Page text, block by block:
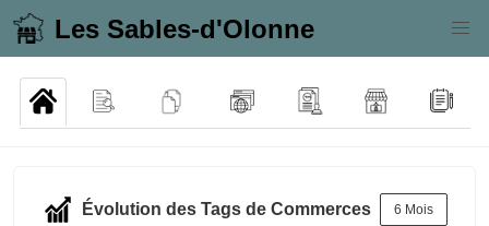
Les Sables-d'Olonne
Évolution des Tags de Commerces 6 Mois